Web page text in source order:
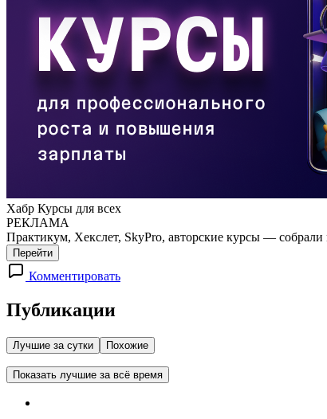
Хабр Курсы для всех
РЕКЛАМА
Практикум, Хекслет, SkyPro, авторские курсы —
Перейти
Комментировать
Публикации
Лучшие за сутки Похожие
Показать лучшие за всё время